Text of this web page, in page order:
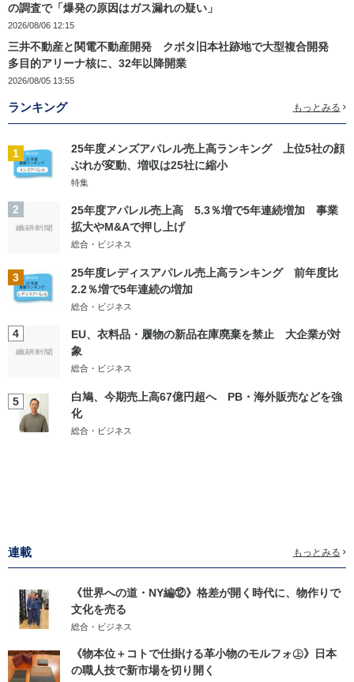
の調査で「爆発の原因はガス漏れの疑い」
2026/08/06 12:15
三井不動産と関電不動産開発 クボタ旧本社跡地で大型複合開発
多目的アリーナ核に、32年以降開業
2026/08/05 13:55
ランキング もっとみる
1
25年度メンズアパレル売上高ランキング 上位5社の顔
ぶれが変動、増収は25社に縮小
特集
2
25年度アパレル売上高 5.3％増で5年連続増加 事業
拡大やM&Aで押し上げ
総合・ビジネス
3
25年度レディスアパレル売上高ランキング 前年度比
2.2％増で5年連続の増加
総合・ビジネス
4
EU、衣料品・履物の新品在庫廃棄を禁止 大企業が対
象
総合・ビジネス
5
白鳩、今期売上高67億円超へ PB・海外販売などを強
化
総合・ビジネス
連載 もっとみる
《世界への道・NY編⑫》格差が開く時代に、物作りで
文化を売る
総合・ビジネス
《物本位＋コトで仕掛ける革小物のモルフォ㊤》日本
の職人技で新市場を切り開く